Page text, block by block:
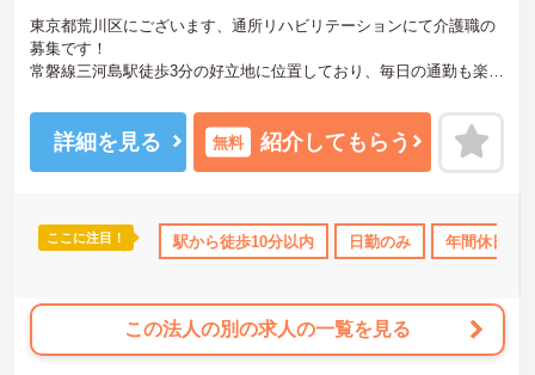
社会保険完備 交通費支給 退職金制度あり
東京都荒川区にございます、通所リハビリテーションにて介護職の
募集です！
常磐線三河島駅徒歩3分の好立地に位置しており、毎日の通勤も楽々
福利厚生が整っておりますので安心して就業して頂けます。
ご興味のある方は面接対策ポイントなどお話致しますのでお気軽に
詳細を見る 無料 紹介してもらう
ここに注目！ 駅から徒歩10分以内 日勤のみ 年間休日
この法人の別の求人の一覧を見る